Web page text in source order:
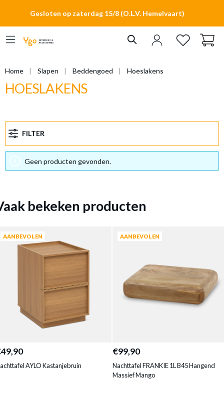
Gesloten op zaterdag 15/8 (O.L.V. Hemelvaart)
Home Slapen Beddengoed Hoeslakens
HOESLAKENS
FILTER
Geen producten gevonden.
bekeken producten
AANBEVOLEN
AYLO Kastanjebruin
AANBEVOLEN
€99,90
Nachttafel FRANKIE 1L B45 Hangend
Massief Mango